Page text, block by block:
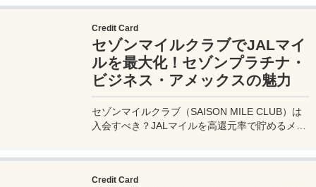
Credit Card
セゾンマイルクラブでJALマイ
ルを最大化！セゾンプラチナ・
ビジネス・アメックスの魅力
セゾンマイルクラブ（SAISON MILE CLUB）は
入会すべき？JALマイルを高還元率で貯めるメリ
Credit Card